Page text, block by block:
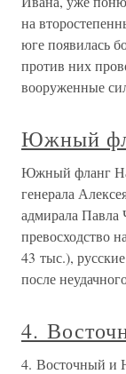
на
юге появилась
против них
вооруженные
Южный
Южный фланг
генерала
адмирала Павла
превосходство
43 тыс.),
после
4.
4. Восточный и